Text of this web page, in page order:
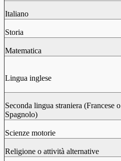
Italiano
Storia
Matematica
Lingua inglese
Seconda lingua straniera (Francese o
Spagnolo)
Scienze motorie
Religione o attività alternative